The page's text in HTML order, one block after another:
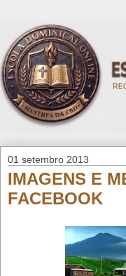
01 setembro 2013
IMAGENS E
FACEBOOK